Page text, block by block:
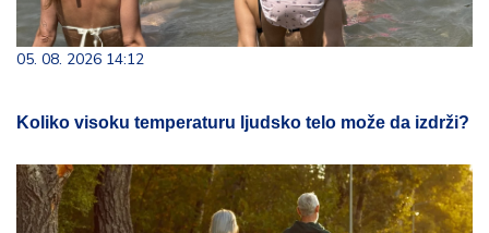
05. 08. 2026 14:12
Koliko visoku temperaturu ljudsko telo može da izdrži?